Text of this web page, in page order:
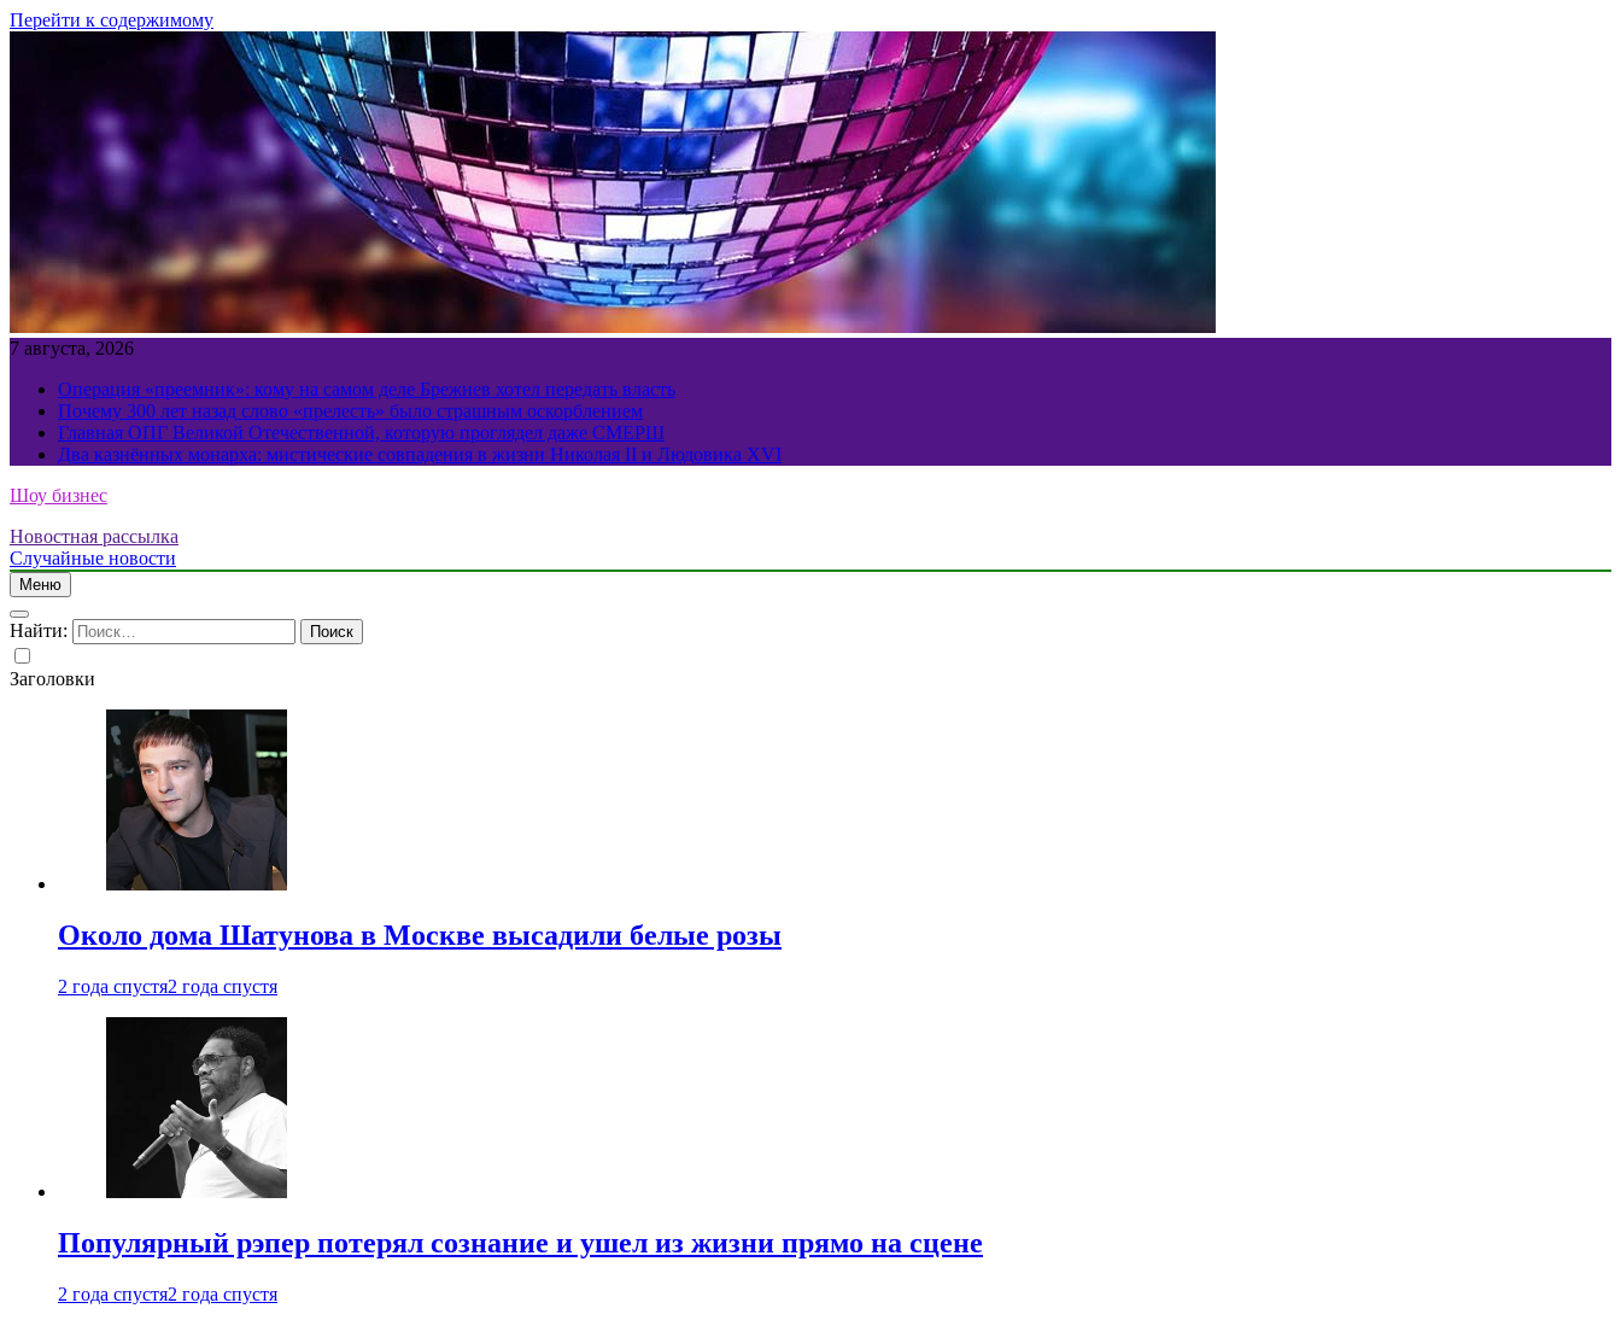
Перейти к содержимому
7 августа, 2026
Операция «преемник»: кому на самом деле Брежнев хотел передать власть
Почему 300 лет назад слово «прелесть» было страшным оскорблением
Главная ОПГ Великой Отечественной, которую проглядел даже СМЕРШ
Два казнённых монарха: мистические совпадения в жизни Николая II и Людовика XVI
Шоу бизнес
Новостная рассылка
Случайные новости
Меню
Найти:
Заголовки
Около дома Шатунова в Москве высадили белые розы
2 года спустя2 года спустя
Популярный рэпер потерял сознание и ушел из жизни прямо на сцене
2 года спустя2 года спустя